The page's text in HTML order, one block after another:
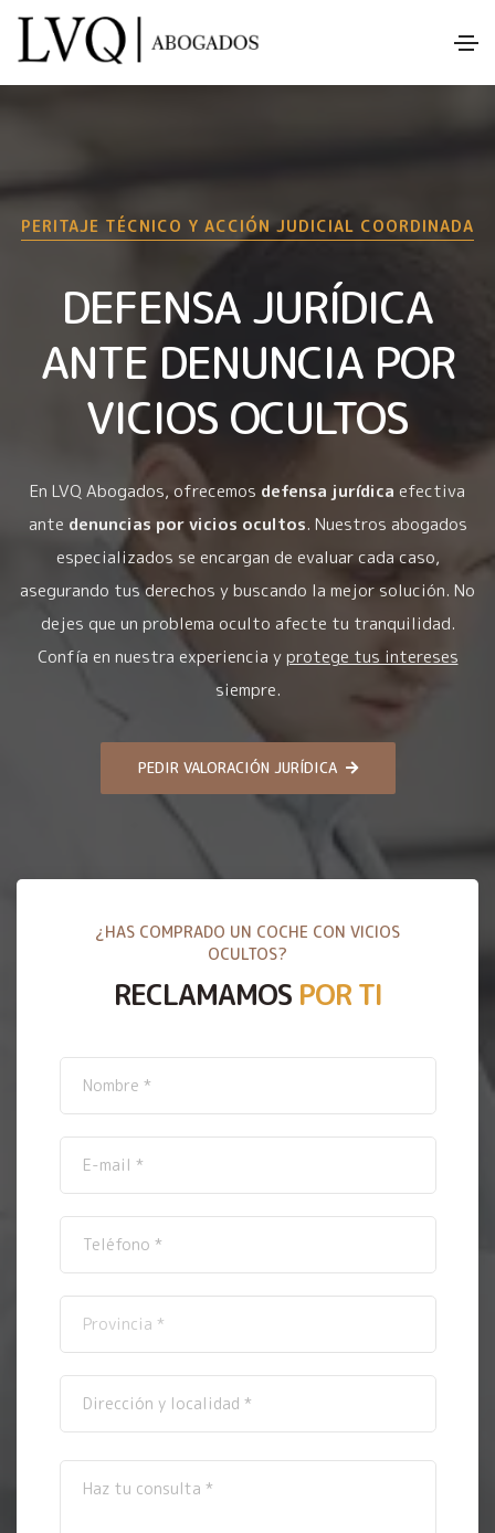
PERITAJE TÉCNICO Y ACCIÓN JUDICIAL COORDINADA
DEFENSA JURÍDICA
ANTE DENUNCIA POR
VICIOS OCULTOS
En LVQ Abogados, ofrecemos defensa jurídica efectiva
ante denuncias por vicios ocultos. Nuestros abogados
especializados se encargan de evaluar cada caso,
asegurando tus derechos y buscando la mejor solución. No
dejes que un problema oculto afecte tu tranquilidad.
Confía en nuestra experiencia yprotege tus intereses
siempre.
PEDIR VALORACIÓN JURÍDICA
¿HAS COMPRADO UN COCHE CON VICIOS
OCULTOS?
RECLAMAMOS POR TI